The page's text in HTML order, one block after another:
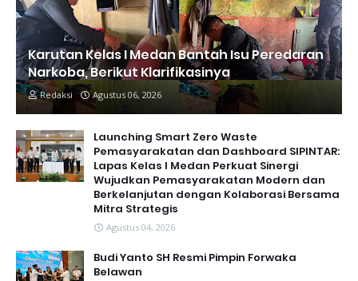
Karutan Kelas I Medan Bantah Isu Peredaran
Narkoba, Berikut Klarifikasinya
Redaksi Agustus 06, 2026
Launching Smart Zero Waste
Pemasyarakatan dan Dashboard SIPINTAR:
Lapas Kelas I Medan Perkuat Sinergi
Wujudkan Pemasyarakatan Modern dan
Berkelanjutan dengan Kolaborasi Bersama
Mitra Strategis
Agustus 04, 2026
Budi Yanto SH Resmi Pimpin Forwaka
Belawan